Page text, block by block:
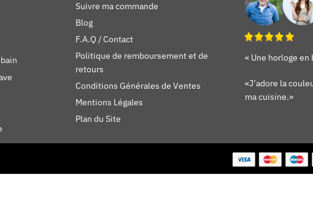
Suivre ma commande
Blog
F.A.Q / Contact
Politique de remboursement et de
retours
Conditions Générales de Ventes
Mentions Légales
Plan du Site
« Une horloge
«J’adore la
ma cuisine.»